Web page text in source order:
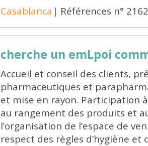
Casablanca | Références n°
cherche un emLpoi
Accueil et conseil des clients,
pharmaceutiques et
et mise en rayon. Participation
au rangement des produits et
l’organisation de l’espace de
respect des règles d’hygiène et